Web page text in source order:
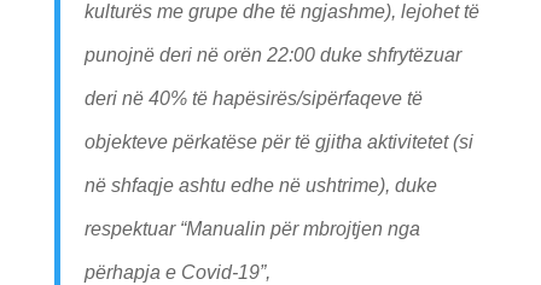
kulturës me grupe dhe të ngjashme), lejohet të
punojnë deri në orën 22:00 duke shfrytëzuar
deri në 40% të hapësirës/sipërfaqeve të
objekteve përkatëse për të gjitha aktivitetet (si
në shfaqje ashtu edhe në ushtrime), duke
respektuar “Manualin për mbrojtjen nga
përhapja e Covid-19”,